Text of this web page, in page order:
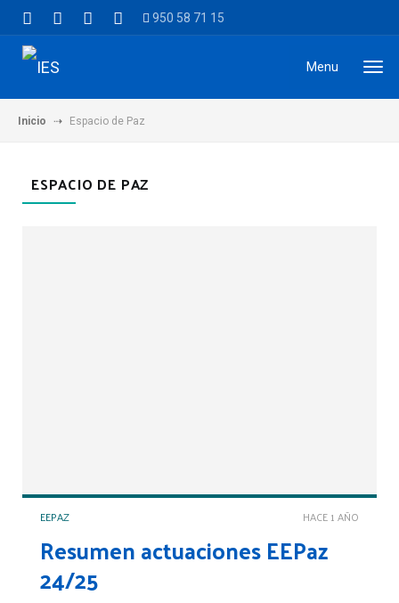
950 58 71 15
Menu
Inicio Espacio de Paz
ESPACIO DE PAZ
HACE 1 AÑO
EEPAZ
Resumen actuaciones EEPaz
24/25